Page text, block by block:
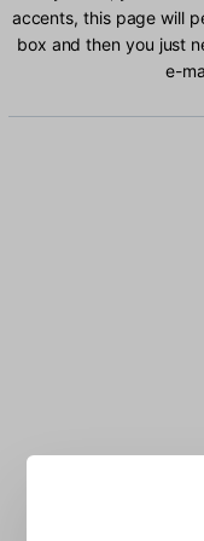
accents, this page will
box and then you just
e-
Type